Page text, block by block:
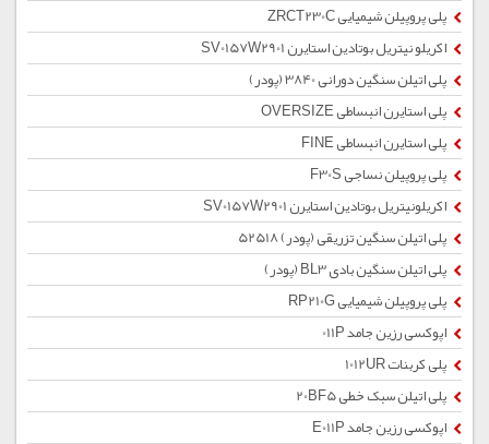
پلی پروپیلن شیمیایی ZRCT230C
اکریلو نیتریل بوتادین استایرن SV0157W2901
پلی اتیلن سنگین دورانی 3840 (پودر)
پلی استایرن انبساطی OVERSIZE
پلی استایرن انبساطی FINE
پلی پروپیلن نساجی F30S
اکریلونیتریل بوتادین استایرن SV0157W2901
پلی اتیلن سنگین تزریقی (پودر) 52518
پلی اتیلن سنگین بادی BL3 (پودر)
پلی پروپیلن شیمیایی RP210G
اپوکسی رزین جامد 011P
پلی کربنات 1012UR
پلی اتیلن سبک خطی 20BF5
اپوکسی رزین جامد E011P